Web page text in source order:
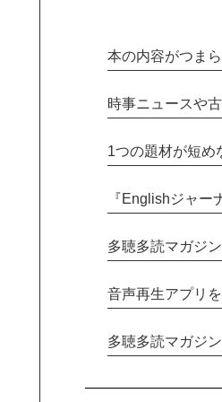
本の内容がつま
時事ニュースや
1つの題材が短め
『Englishジャー
多聴多読マガジ
音声再生アプリ
多聴多読マガジ